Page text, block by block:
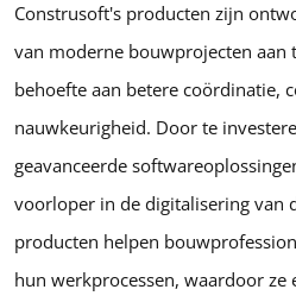
Construsoft's producten zijn
van moderne bouwprojecten aan
behoefte aan betere coördinatie,
nauwkeurigheid. Door te
geavanceerde
voorloper in de digitalisering van
producten helpen
hun werkprocessen, waardoor